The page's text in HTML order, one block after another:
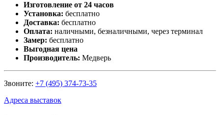
Изготовление от 24 часов
Установка: бесплатно
Доставка: бесплатно
Оплата: наличными, безналичными, через терминал
Замер: бесплатно
Выгодная цена
Производитель: Медверь
Звоните: +7 (495) 374-73-35
Адреса выставок